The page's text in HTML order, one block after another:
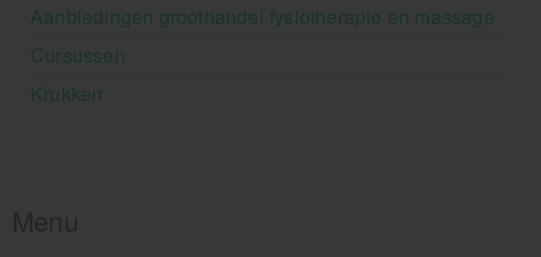
Aanbiedingen groothandel fysiotherapie en massage
Cursussen
Krukken